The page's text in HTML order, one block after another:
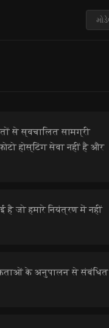
से स्वचालित सामग्री
होस्टिंग सेवा नहीं है और
है जो हमारे नियंत्रण में नहीं
के अनुपालन से संबंधित